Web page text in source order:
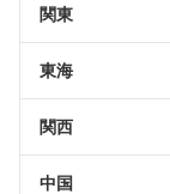
関東
東海
関西
中国